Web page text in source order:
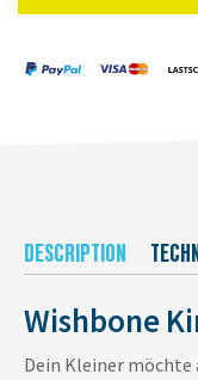
DESCRIPTION
Wishbone
Dein Kleiner möchte